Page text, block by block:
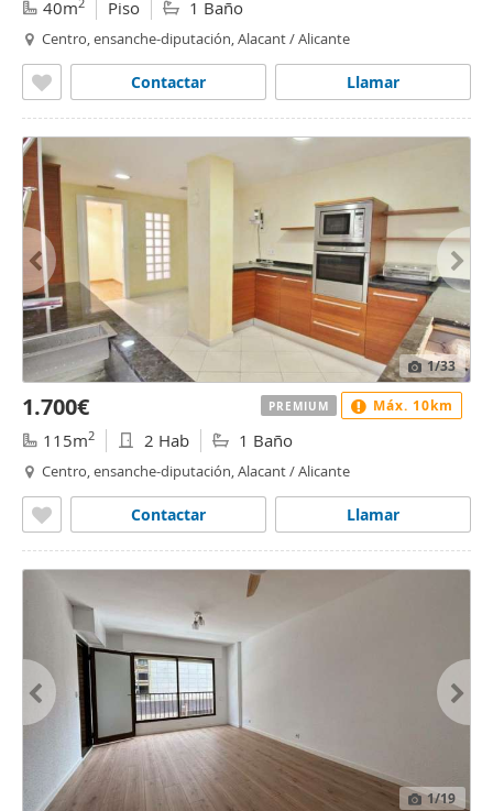
40m Piso 1 Baño
Centro, ensanche-diputación, Alacant / Alicante
Llamar
Contactar
1/33
1.700€
115m2 2 Hab 1 Baño
Centro, ensanche-diputación, Alacant / Alicante
Llamar
Contactar
PREMIUM Máx. 10km
1/19